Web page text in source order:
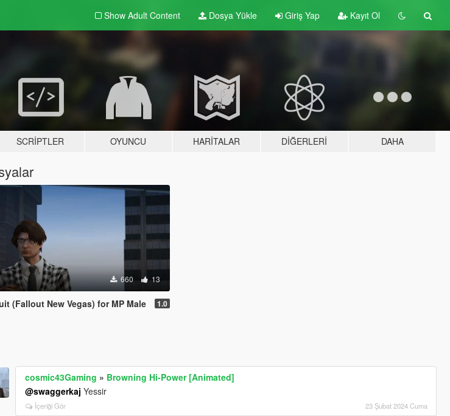
Show Adult Content Dosya Yükle Giriş Yap Kayıt Ol
SCRIPTLER OYUNCU HARITALAR DIĞERLERI DAHA
660 13
(Fallout New Vegas) for MP Male 1.0
cosmic43Gaming » Browning Hi-Power [Animated]
@swaggerkaj Yessir
İçeriği Gör 23 Şubat 2024 Cuma